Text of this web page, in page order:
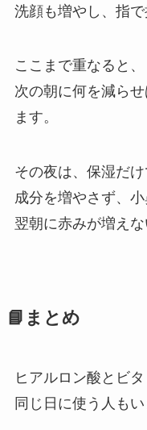
洗顔も増やし、指で
ここまで重なると、
次の朝に何を減ら
ます。
その夜は、保湿だけ
成分を増やさず、小
翌朝に赤みが増えな
📘まとめ
ヒアルロン酸とビタ
同じ日に使う人もい